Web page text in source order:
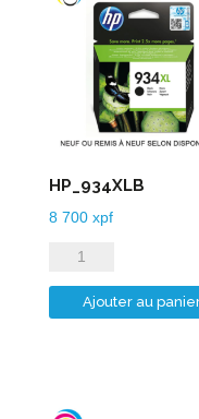
HP_934XLB
8 700 xpf
quantité
de
HP_934XLB
Ajouter au